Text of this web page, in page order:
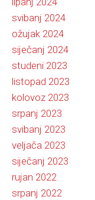
svibanj 2024
ožujak 2024
siječanj 2024
studeni 2023
listopad 2023
kolovoz 2023
srpanj 2023
svibanj 2023
veljača 2023
siječanj 2023
rujan 2022
srpanj 2022